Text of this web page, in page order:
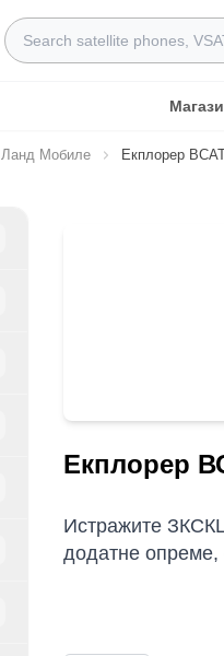
Search
Ланд Мобиле Екплорер
Екплорер
Истражите
додатне опреме,